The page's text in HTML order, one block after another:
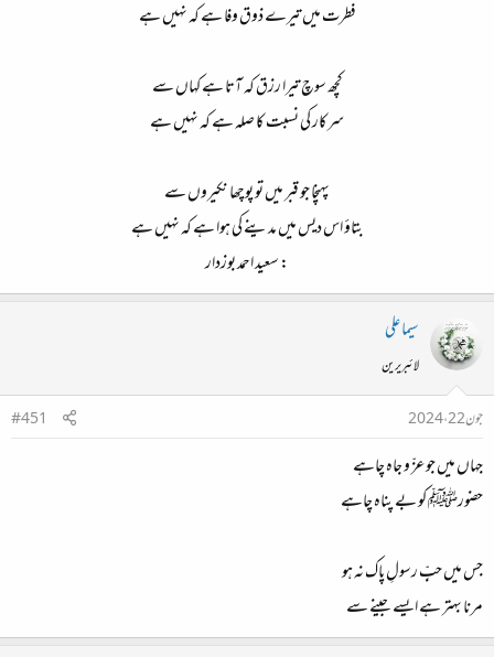
فطرت میں تیرے ذوق وفا ہے کہ نہیں ہے
کچھ سوچ تیرا رزق کہ آتا ہے کہاں سے
سرکار کی نسبت کا صلہ ہے کہ نہیں ہے
پہنچا جو قبر میں تو پوچھا نکیروں سے
بتاؤ اس دیس میں مدینے کی ہوا ہے کہ نہیں ہے
: سعید احمد بوزدار​
سیما علی
لائبریرین
جون 22، 2024
#451
جہاں میں جو عزّ و جاہ چاہے
حضورﷺ کو بے پناہ چاہے
جس میں حبِّ رسولِ پاک نہ ہو
مرنا بہتر ہے ایسے جینے سے